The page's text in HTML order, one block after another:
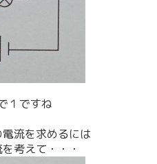
１ですね
流を求めるには
考えて・・・